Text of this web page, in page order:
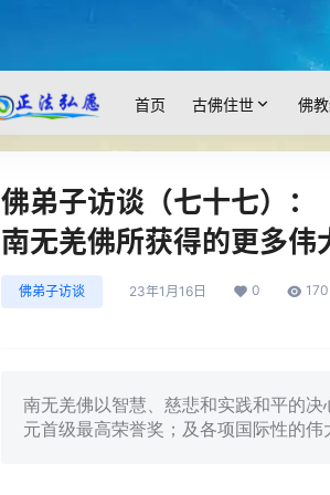
首页 古佛住世 佛
佛弟子访谈（七十七）
南无羌佛所获得的更多伟
佛弟子访谈 23年1月16日 0 170
南无羌佛以智慧、慈悲和实践和平的
元首级最高荣誉奖；及各项国际性的伟